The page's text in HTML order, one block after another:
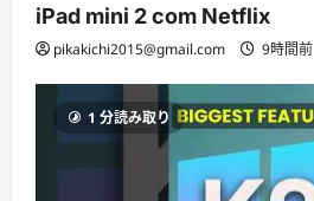
iPad mini 2 com Netflix
pikakichi2015@gmail.com 9時間前
1 分読み取り